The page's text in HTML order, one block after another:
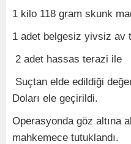
1 kilo 118 gram skunk
1 adet belgesiz yivsiz av
2 adet hassas terazi ile
Suçtan elde edildiği
Doları ele geçirildi.
Operasyonda göz altına
mahkemece tutuklandı.